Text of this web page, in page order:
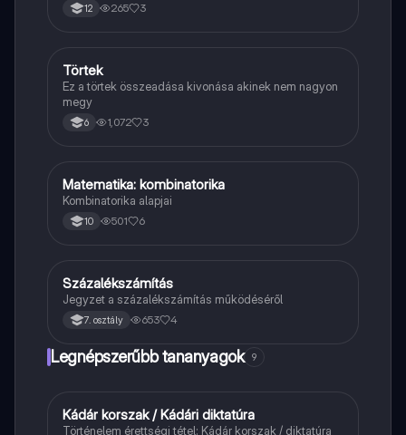
12 265 3
Matek
Törtek
Ez a törtek összeadása kivonása akinek nem nagyon
megy
6 1,072 3
Matek
Matematika: kombinatorika
Kombinatorika alapjai
10 501 6
Matek
Százalékszámítás
Jegyzet a százalékszámítás működéséről
7. osztály 653 4
Legnépszerűbb tananyagok 9
Töri
Kádár korszak / Kádári diktatúra
Történelem érettségi tétel: Kádár korszak / diktatúra